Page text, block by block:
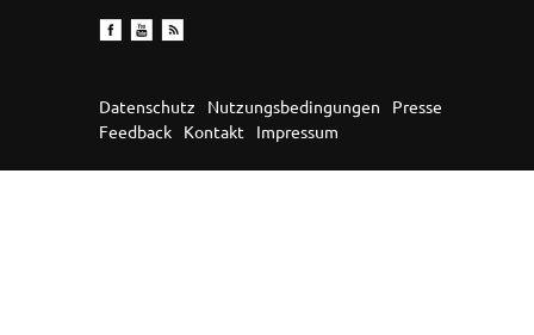
Datenschutz Nutzungsbedingungen
Presse
Feedback
Kontakt Impressum